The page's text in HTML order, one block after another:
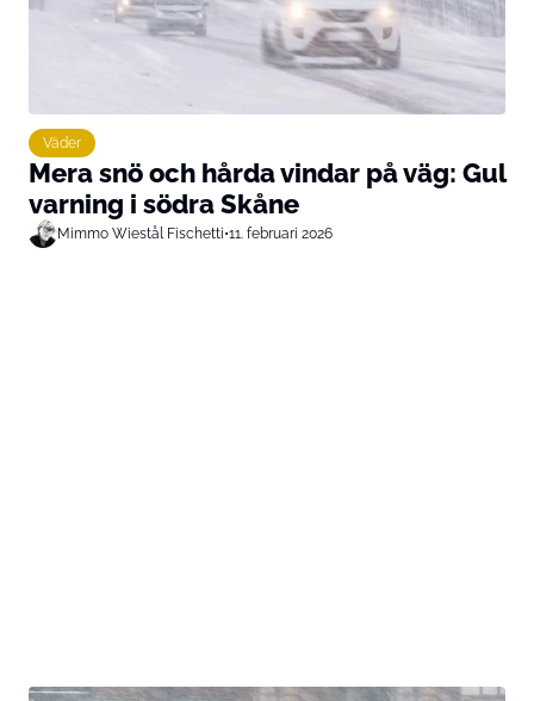
Väder
Mera snö och hårda vindar på väg: Gul
varning i södra Skåne
Mimmo Wiestål Fischetti•11. februari 2026